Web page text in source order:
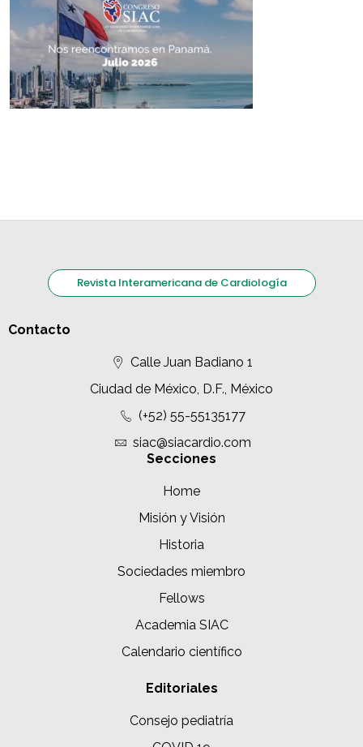
Revista Interamericana de Cardiología
Contacto
Calle Juan Badiano 1
Ciudad de México, D.F., México
(+52) 55-55135177
siac@siacardio.com
Secciones
Home
Misión y Visión
Historia
Sociedades miembro
Fellows
Academia SIAC
Calendario científico
Editoriales
Consejo pediatría